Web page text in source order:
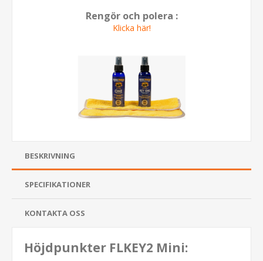
Rengör och polera :
Klicka här!
BESKRIVNING
SPECIFIKATIONER
KONTAKTA OSS
Höjdpunkter FLKEY2 Mini: